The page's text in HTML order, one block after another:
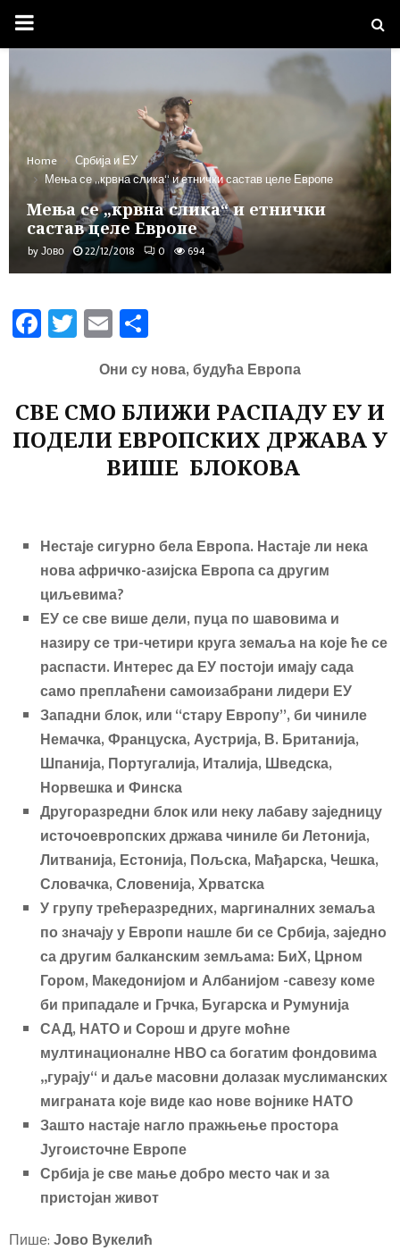
PRIMARY
MENU
Home
Србија и ЕУ
Мења се „крвна слика“ и етнички састав целе Европе
Мења се „крвна слика“ и етнички
састав целе Европе
byЈово 22/12/2018 0 694
Fa
ce
o
ok
T
wi
er
E
m
ail e
Они су нова, будућа Европа
СВЕ СМО БЛИЖИ РАСПАДУ ЕУ И
ПОДЕЛИ ЕВРОПСКИХ ДРЖАВА У
ВИШЕ БЛОКОВА
Нестаје сигурно бела Европа. Настаје ли нека
нова афричко-азијска Европа са другим
циљевима?
ЕУ се све више дели, пуца по шавовима и
назиру се три-четири круга земаља на које ће се
распасти. Интерес да ЕУ постоји имају сада
само преплаћени самоизабрани лидери ЕУ
Западни блок, или “стару Европу”, би чиниле
Немачка, Француска, Аустрија, В. Британија,
Шпанија, Португалија, Италија, Шведска,
НорвешкаиФинска
Другоразредни блок или неку лабаву заједницу
источоевропских држава чиниле биЛетонија,
Литванија, Естонија, Пољска, Мађарска, Чешка,
Словачка, Словенија, Хрватска
У групу трећеразредних, маргиналних земаља
по значају у Европи нашле би сеСрбија, заједно
са другим балканским земљама:БиХ, Црном
Гором, Македонијом и Албанијом -савезу коме
би припадале и Грчка, Бугарска и Румунија
САД, НАТО и Сорош и друге моћне
мултинационалне НВО са богатим фондовима
„гурају“ и даље масовни долазак муслиманских
миграната које виде као нове војнике НАТО
Зашто настаје нагло пражњење простора
Југоисточне Европе
Србија је све мање добро место чак и за
пристојан живот
Пише:Јово Вукелић